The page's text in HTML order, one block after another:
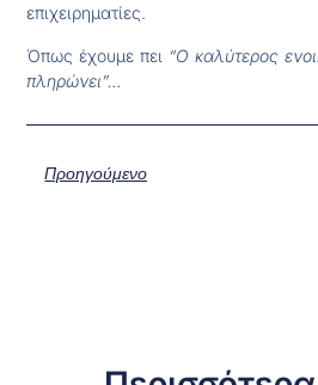
επιχειρηματίες.
Όπως έχουμε πει “Ο καλύτερος
πληρώνει”…
Προηγούμενο